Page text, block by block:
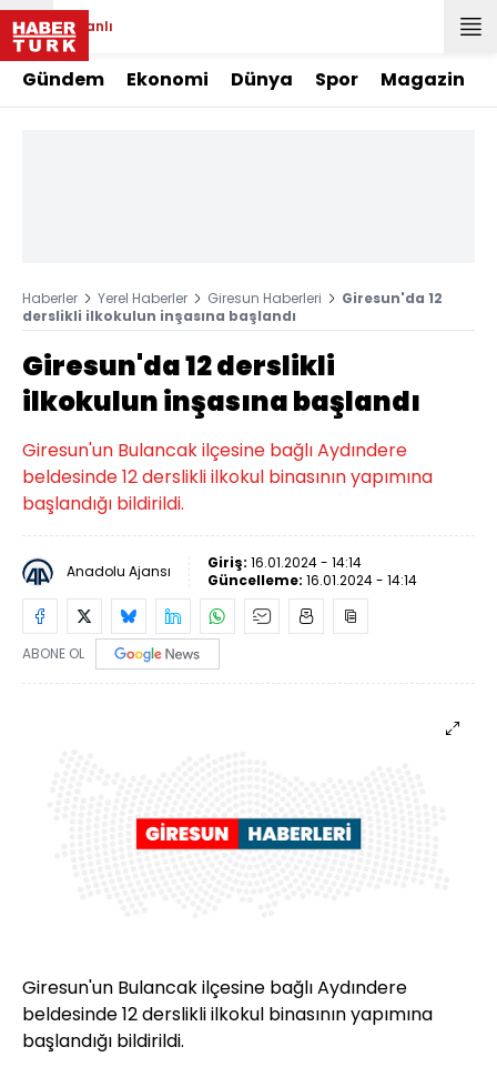
Canlı
Gündem Ekonomi Dünya Spor Magazin
Haberler Yerel Haberler Giresun Haberleri
Giresun'da 12
derslikli ilkokulun inşasına başlandı
Giresun'da 12 derslikli
ilkokulun inşasına başlandı
Giresun'un Bulancak ilçesine bağlı Aydındere
beldesinde 12 derslikli ilkokul binasının yapımına
başlandığı bildirildi.
Anadolu Ajansı Giriş: 16.01.2024 - 14:14
Güncelleme: 16.01.2024 - 14:14
ABONE OL
Giresun'un Bulancak ilçesine bağlı Aydındere
beldesinde 12 derslikli ilkokul binasının yapımına
başlandığı bildirildi.